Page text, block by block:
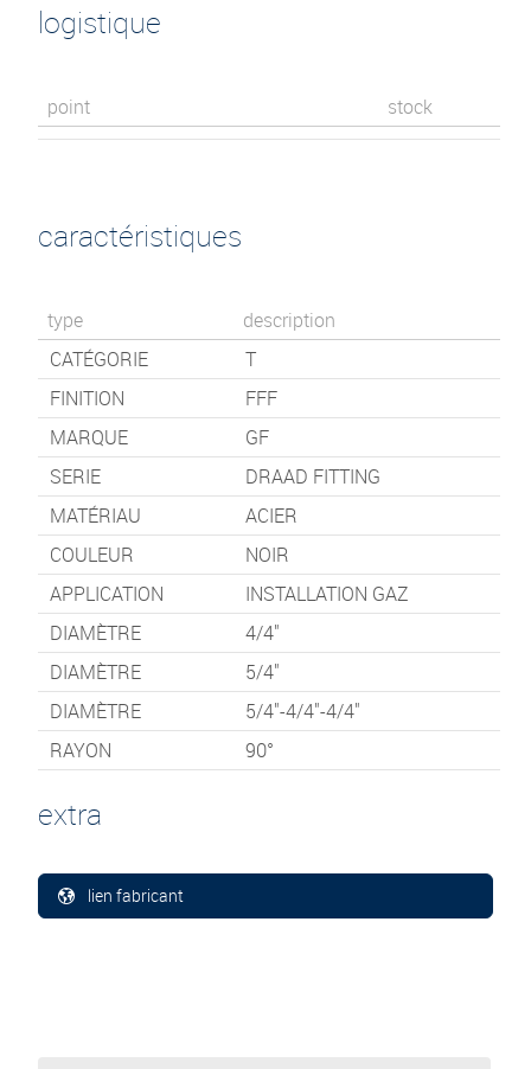
logistique
point stock
caractéristiques
type
description
CATÉGORIE
T
FINITION
FFF
MARQUE
GF
SERIE
DRAAD FITTING
MATÉRIAU
ACIER
COULEUR
NOIR
APPLICATION
INSTALLATION GAZ
DIAMÈTRE
4/4"
DIAMÈTRE
5/4"
DIAMÈTRE
5/4"-4/4"-4/4"
RAYON
90°
extra
lien fabricant